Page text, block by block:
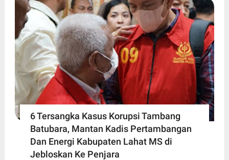
6 Tersangka Kasus Korupsi Tambang
Batubara, Mantan Kadis Pertambangan
Dan Energi Kabupaten Lahat MS di
Jebloskan Ke Penjara